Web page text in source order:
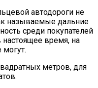
автодороги не
называемые дальние
среди покупателей
время, на
могут.
метров, для